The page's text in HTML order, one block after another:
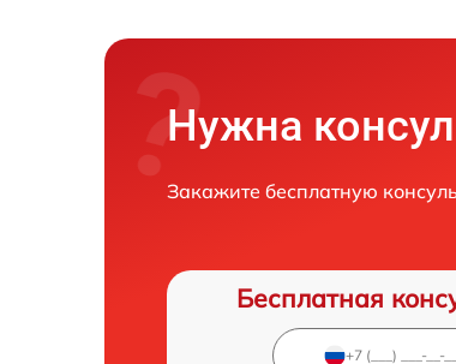
Нужна
Закажите бесплатную
Бесплатная